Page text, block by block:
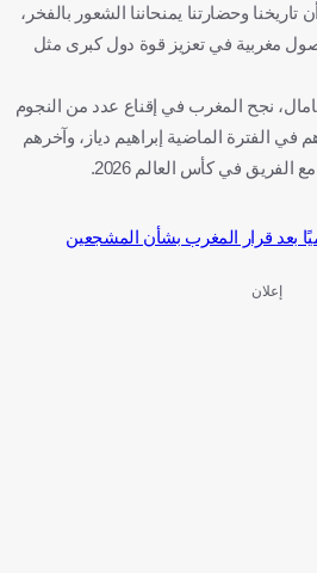
وحضارتنا يمنحاننا الشعور بالفخر،
مغربية في تعزيز قوة دول كبرى مثل
نجح المغرب في إقناع عدد من النجوم
في الفترة الماضية إبراهيم دياز، وآخرهم
في كأس العالم 2026.
بعد قرار المغرب بشأن المشجعين
إعلان